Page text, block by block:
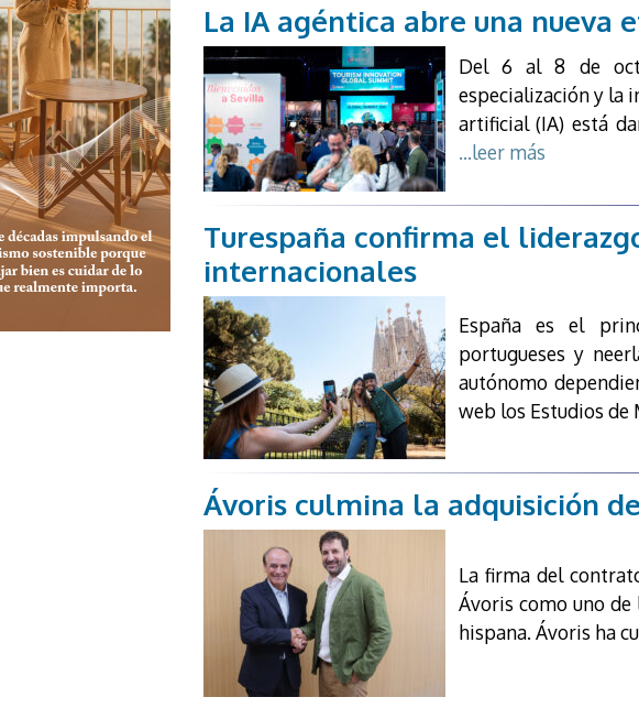
La IA agéntica abre una nueva
Del 6 al 8 de
especialización y la
artificial (IA) está
...leer más
Turespaña confirma el
internacionales
España es el
portugueses y
autónomo
web los Estudios de
Ávoris culmina la adquisición
La firma del
Ávoris como uno
hispana. Ávoris ha